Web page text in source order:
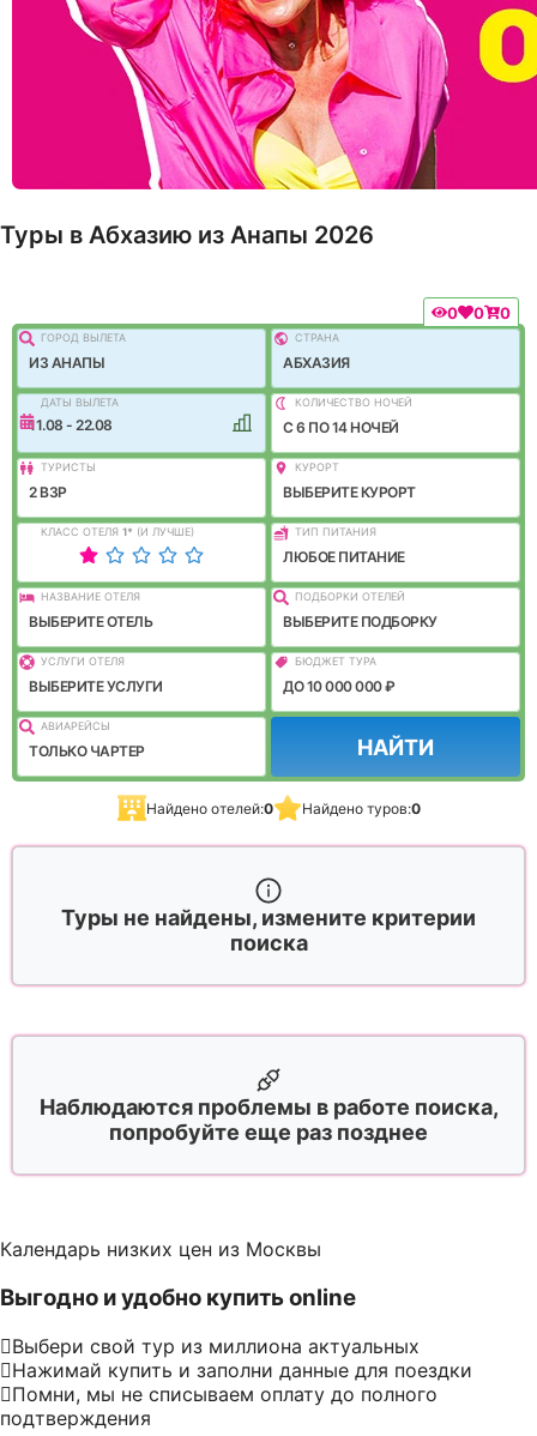
Туры в Абхазию из Анапы 2026
0 0 0
ГОРОД ВЫЛEТА
ИЗ АНАПЫ
СТРАНА
АБХАЗИЯ
ДАТЫ ВЫЛЕТА
11.08 - 22.08
КОЛИЧЕСТВО НОЧЕЙ
C 6 ПО 14 НОЧЕЙ
ТУРИСТЫ
2 ВЗР
КУРОРТ
ВЫБЕРИТЕ КУРОРТ
КЛАСС ОТЕЛЯ 1* (И ЛУЧШЕ) ТИП ПИТАНИЯ
ЛЮБОЕ ПИТАНИЕ
НАЗВАНИЕ ОТЕЛЯ
ВЫБЕРИТЕ ОТЕЛЬ
ПОДБОРКИ ОТЕЛЕЙ
ВЫБЕРИТЕ ПОДБОРКУ
УСЛУГИ ОТЕЛЯ
ВЫБЕРИТЕ УСЛУГИ
БЮДЖЕТ ТУРА
ДО 10 000 000 ₽
АВИАРЕЙСЫ
ТОЛЬКО ЧАРТЕР НАЙТИ
Найдено отелей:0 Найдено туров:0
Туры не найдены, измените критерии
поиска
Наблюдаются проблемы в работе поиска,
попробуйте еще раз позднее
Календарь низких цен из Москвы
Выгодно и удобно купить online
Выбери свой тур из миллиона актуальных
Нажимай купить и заполни данные для поездки
Помни, мы не списываем оплату до полного
подтверждения